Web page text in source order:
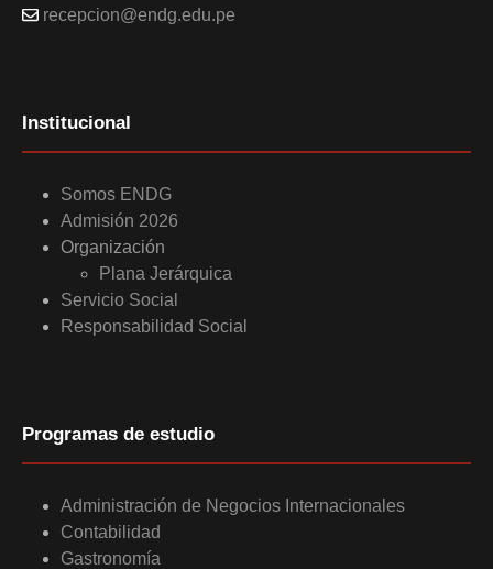
recepcion@endg.edu.pe
Institucional
Somos ENDG
Admisión 2026
Organización
Plana Jerárquica
Servicio Social
Responsabilidad Social
Programas de estudio
Administración de Negocios Internacionales
Contabilidad
Gastronomía